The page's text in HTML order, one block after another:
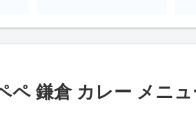
ペ 鎌倉 カレー メニ